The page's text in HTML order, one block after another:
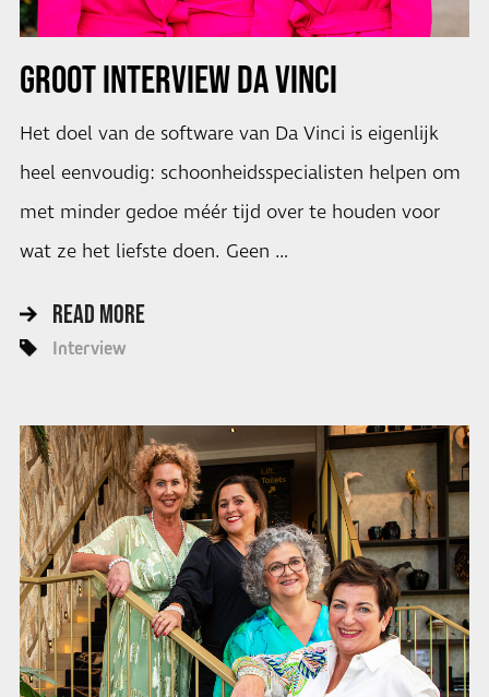
GROOT INTERVIEW DA VINCI
Het doel van de software van Da Vinci is eigenlijk
heel eenvoudig: schoonheidsspecialisten helpen om
met minder gedoe méér tijd over te houden voor
wat ze het liefste doen. Geen …
READ MORE
Interview